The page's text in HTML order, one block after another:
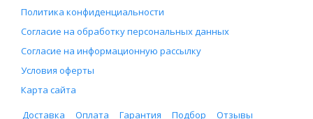
Политика конфиденциальности
Согласие на обработку персональных данных
Согласие на информационную рассылку
Условия оферты
Карта сайта
Доставка
Оплата Гарантия Подбор
Отзывы